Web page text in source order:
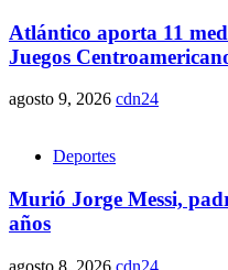
Atlántico aporta 11
Juegos
agosto 9, 2026 cdn24
Deportes
Murió Jorge Messi,
años
agosto 8, 2026 cdn24